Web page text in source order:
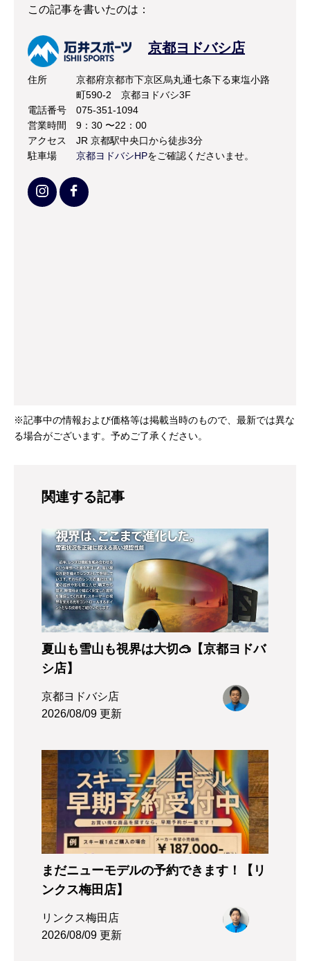
この記事を書いたのは：
京都ヨドバシ店
住所
京都府京都市下京区烏丸通七条下る東塩小路
町590-2 京都ヨドバシ3F
電話番号
075-351-1094
営業時間
9：30 〜22：00
アクセス
JR 京都駅中央口から徒歩3分
駐車場
京都ヨドバシHPをご確認くださいませ。
※記事中の情報および価格等は掲載当時のもので、最新では異な
る場合がございます。予めご了承ください。
関連する記事
夏山も雪山も視界は大切🥽【京都ヨドバ
シ店】
京都ヨドバシ店
2026/08/09 更新
まだニューモデルの予約できます！【リ
ンクス梅田店】
リンクス梅田店
2026/08/09 更新